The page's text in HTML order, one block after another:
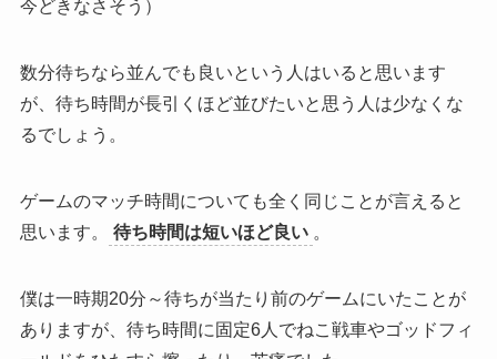
今どきなさそう）
数分待ちなら並んでも良いという人はいる と思います
が、 待ち時間が長引くほど並びたいと思う人は少なくな
るでしょう。
ゲームのマッチ時間についても全く同じことが言える と
思います。
待ち時間は短いほど良い 。
僕は一時期20分～待ちが当たり前のゲームにいたことが
ありますが、待ち時間に固定6人でねこ戦車やゴッドフィ